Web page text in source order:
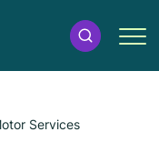
Services